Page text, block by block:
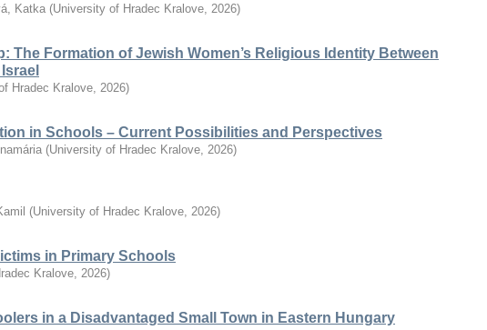
Katka (University of Hradec Kralove, 2026)
The Formation of Jewish Women’s Religious Identity Between
Hradec Kralove, 2026)
in Schools – Current Possibilities and Perspectives
(University of Hradec Kralove, 2026)
(University of Hradec Kralove, 2026)
in Primary Schools
Kralove, 2026)
in a Disadvantaged Small Town in Eastern Hungary